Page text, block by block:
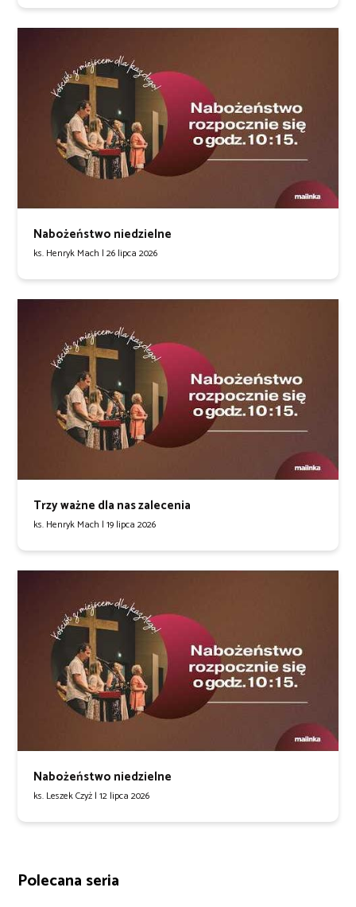
Nabożeństwo niedzielne
ks. Henryk Mach | 26 lipca 2026
Trzy ważne dla nas zalecenia
ks. Henryk Mach | 19 lipca 2026
Nabożeństwo niedzielne
ks. Leszek Czyż | 12 lipca 2026
Polecana seria